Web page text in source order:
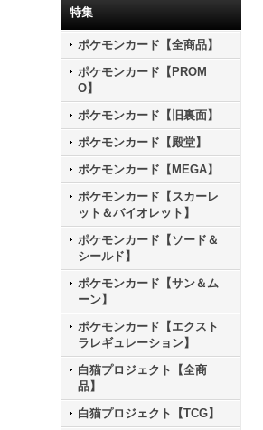
特集
ポケモンカード【全商品】
ポケモンカード【PROM
O】
ポケモンカード【旧裏面】
ポケモンカード【殿堂】
ポケモンカード【MEGA】
ポケモンカード【スカーレ
ット＆バイオレット】
ポケモンカード【ソード＆
シールド】
ポケモンカード【サン＆ム
ーン】
ポケモンカード【エクスト
ラレギュレーション】
白猫プロジェクト【全商
品】
白猫プロジェクト【TCG】